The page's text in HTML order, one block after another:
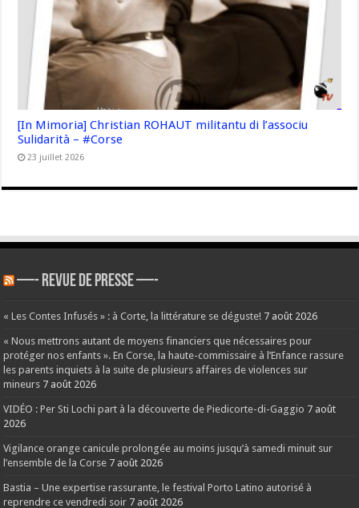
[In Mimoria] Christian ROHAUT militantu di l’associu
Sulidarità – #Corse
23 juillet 2026
—- REVUE DE PRESSE —-
« Les Contes Infusés » : à Corte, la littérature se déguste! 7 août 2026
« Nous mettrons autant de moyens financiers que nécessaires pour
protéger nos enfants ». En Corse, la haute-commissaire à l’Enfance rassure
les parents inquiets à la suite de plusieurs affaires de violences sur
mineurs 7 août 2026
VIDÉO : Per Sti Lochi part à la découverte de Piedicorte-di-Gaggio 7 août
2026
Vigilance orange canicule prolongée au moins jusqu’à samedi minuit sur
l’ensemble de la Corse 7 août 2026
Bastia – Une expertise rassurante, le festival Porto Latino autorisé à
reprendre ce vendredi soir 7 août 2026